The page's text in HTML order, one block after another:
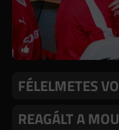
FÉLELMETES
REAGÁLT A